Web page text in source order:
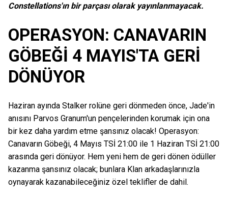
Constellations'ın bir parçası olarak yayınlanmayacak.
OPERASYON: CANAVARIN
GÖBEĞİ 4 MAYIS'TA GERİ
DÖNÜYOR
Haziran ayında Stalker rolüne geri dönmeden önce, Jade'in
anısını Parvos Granum'un pençelerinden korumak için ona
bir kez daha yardım etme şansınız olacak! Operasyon:
Canavarın Göbeği, 4 Mayıs TSİ 21:00 ile 1 Haziran TSİ 21:00
arasında geri dönüyor. Hem yeni hem de geri dönen ödüller
kazanma şansınız olacak; bunlara Klan arkadaşlarınızla
oynayarak kazanabileceğiniz özel teklifler de dahil.